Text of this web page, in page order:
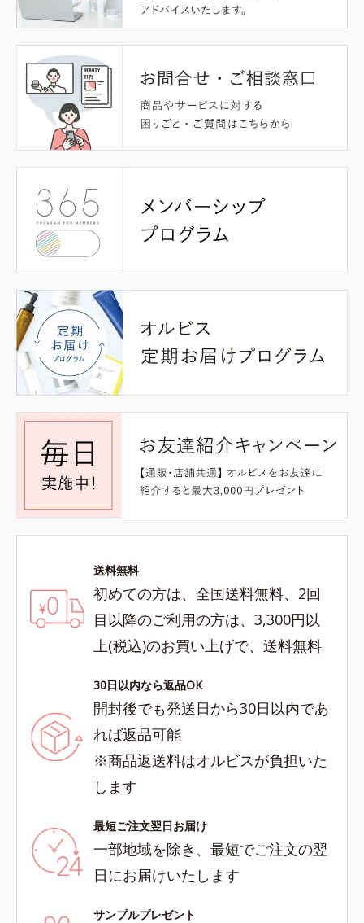
送料無料
初めての方は、全国送料無料、2回
目以降のご利用の方は、3,300円以
上(税込)のお買い上げで、送料無料
30日以内なら返品OK
開封後でも発送日から30日以内であ
れば返品可能
※商品返送料はオルビスが負担いた
します
最短ご注文翌日お届け
一部地域を除き、最短でご注文の翌
日にお届けいたします
サンプルプレゼント